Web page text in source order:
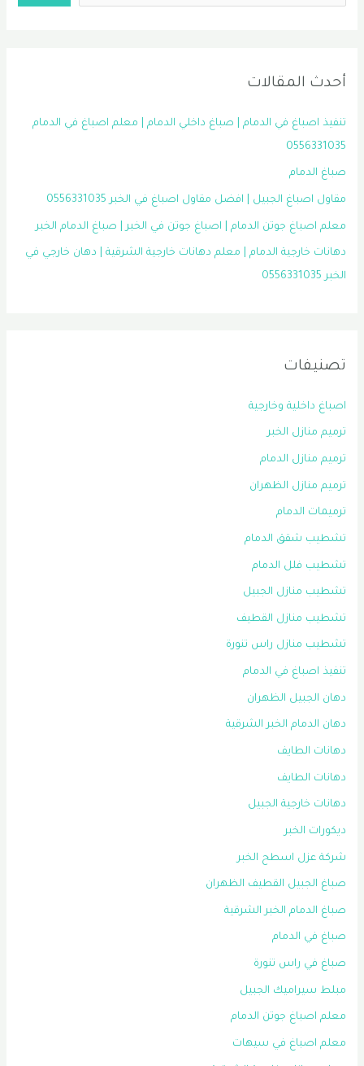
أحدث المقالات
تنفيذ اصباغ في الدمام | صباغ داخلي الدمام | معلم اصباغ في الدمام
0556331035
صباغ الدمام
مقاول اصباغ الجبيل | افضل مقاول اصباغ في الخبر 0556331035
معلم اصباغ جوتن الدمام | اصباغ جوتن في الخبر | صباغ الدمام الخبر
دهانات خارجية الدمام | معلم دهانات خارجية الشرقية | دهان خارجي في
الخبر 0556331035
تصنيفات
اصباغ داخلية وخارجية
ترميم منازل الخبر
ترميم منازل الدمام
ترميم منازل الظهران
ترميمات الدمام
تشطيب شقق الدمام
تشطيب فلل الدمام
تشطيب منازل الجبيل
تشطيب منازل القطيف
تشطيب منازل راس تنورة
تنفيذ اصباغ في الدمام
دهان الجبيل الظهران
دهان الدمام الخبر الشرقية
دهانات الطايف
دهانات الطايف
دهانات خارجية الجبيل
ديكورات الخبر
شركة عزل اسطح الخبر
صباغ الجبيل القطيف الظهران
صباغ الدمام الخبر الشرقية
صباغ في الدمام
صباغ في راس تنورة
مبلط سيراميك الجبيل
معلم اصباغ جوتن الدمام
معلم اصباغ في سيهات